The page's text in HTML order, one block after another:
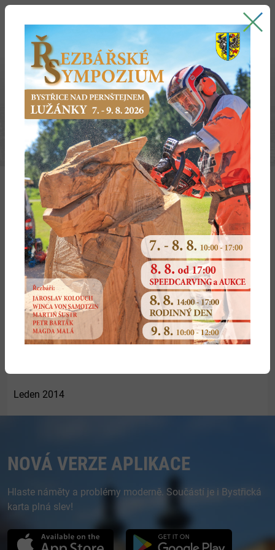
2014
Prosinec 2014
Listopad 2014
Říjen 2014
Září 2014
Srpen 2014
Červenec 2014
Červen 2014
Květen 2014
Duben 2014
Březen 2014
Leden 2014
NOVÁ VERZE APLIKACE
Hlaste náměty a problémy moderně. Součástí je i Bystřická
karta plná slev!